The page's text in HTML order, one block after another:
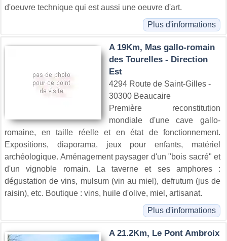
d'oeuvre technique qui est aussi une oeuvre d'art.
Plus d'informations
A 19Km, Mas gallo-romain
des Tourelles - Direction
Est
4294 Route de Saint-Gilles -
30300 Beaucaire
Première reconstitution
mondiale d'une cave gallo-
romaine, en taille réelle et en état de fonctionnement.
Expositions, diaporama, jeux pour enfants, matériel
archéologique. Aménagement paysager d'un "bois sacré" et
d'un vignoble romain. La taverne et ses amphores :
dégustation de vins, mulsum (vin au miel), defrutum (jus de
raisin), etc. Boutique : vins, huile d'olive, miel, artisanat.
Plus d'informations
A 21.2Km, Le Pont Ambroix